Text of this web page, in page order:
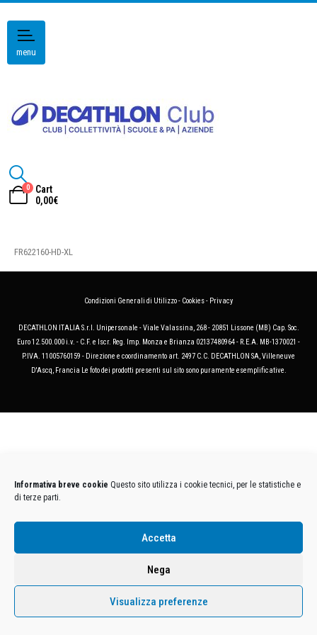
Informativa breve cookie Questo sito utilizza i cookie tecnici, per le statistiche e
di terze parti.
Accetta
Nega
Visualizza preferenze
menu
0
Cart
0,00€
FR622160-HD-XL
Condizioni Generali di Utilizzo- Cookies- Privacy
DECATHLON ITALIA S.r.l. Unipersonale - Viale Valassina, 268 - 20851 Lissone (MB) Cap. Soc.
Euro 12.500.000 i.v. - C.F. e Iscr. Reg. Imp. Monza e Brianza 02137480964 - R.E.A. MB-1370021 -
P.IVA. 11005760159 - Direzione e coordinamento art. 2497 C.C. DECATHLON SA, Villeneuve
D'Ascq, Francia Le foto dei prodotti presenti sul sito sono puramente esemplificative.